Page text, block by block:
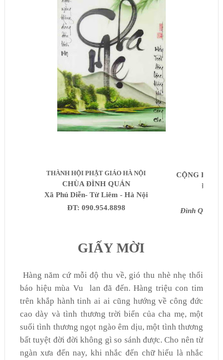
THÀNH HỘI PHẬT GIÁO HÀ NỘI
CHÙA ĐÌNH QUÁN
Xã Phú Diễn- Từ Liêm - Hà Nội
ĐT: 090.954.8898
CỘNG HÒA
Độc
Đình Quán,
GIẤY MỜI
Hàng năm cứ mỗi độ thu về, gió thu nhè nhẹ thổi
báo hiệu mùa Vu
lan đã đến. Hàng triệu con tim
trên khắp hành tinh ai ai cũng hướng về công đức
cao dày và tình thương trời biển của cha mẹ, một
suối tình thương ngọt ngào êm dịu, một tình thương
bất tuyệt đời đời không gì so sánh được. Cho nên từ
ngàn xưa đến nay, khi nhắc đến chữ hiếu là nhắc